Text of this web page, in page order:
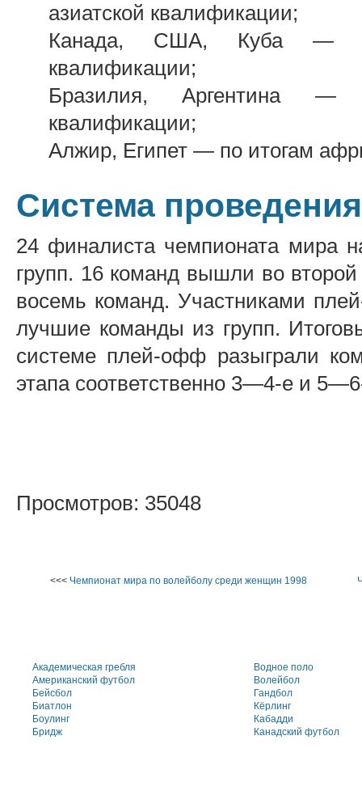
азиатской квалификации;
Канада, США, Куба — по
квалификации;
Бразилия, Аргентина —
квалификации;
Алжир, Египет — по итогам
Система
24 финалиста чемпионата мира
групп. 16 команд вышли во
восемь команд. Участниками
лучшие команды из групп.
системе плей-офф разыграли
этапа соответственно 3—4-е и
Просмотров: 35048
<<< Чемпионат мира по волейболу среди женщин 1998
Академическая гребля
Американский футбол
Бейсбол
Биатлон
Боулинг
Бридж
Водное поло
Волейбол
Гандбол
Кёрлинг
Кабадди
Канадский футбол